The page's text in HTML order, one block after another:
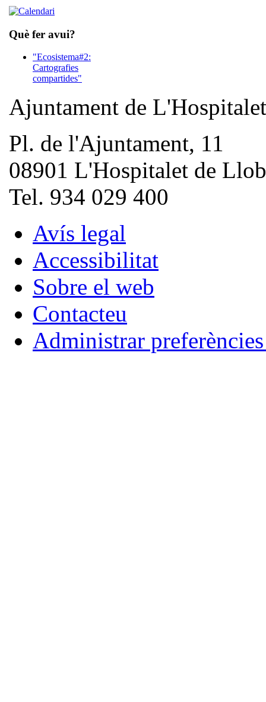
Què fer avui?
"Ecosistema#2:
Cartografies
compartides"
Ajuntament de L'Hospitalet
Pl. de l'Ajuntament, 11
08901 L'Hospitalet de
Tel. 934 029 400
Avís legal
Accessibilitat
Sobre el web
Contacteu
Administrar